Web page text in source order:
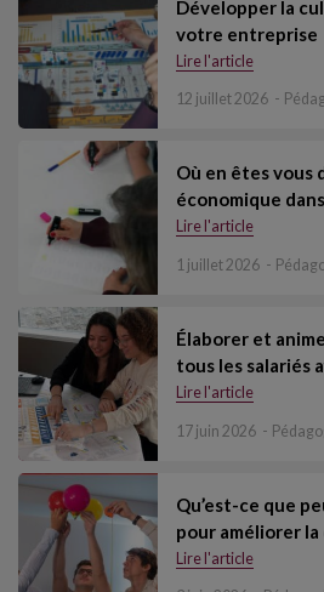
Développer la
votre entreprise
Lire l'article
12 juillet 2026
Où en êtes vous
économique
Lire l'article
1 juillet 2026
Élaborer et
tous les salariés
Lire l'article
17 juin 2026
Qu’est-ce que
pour améliorer
Lire l'article